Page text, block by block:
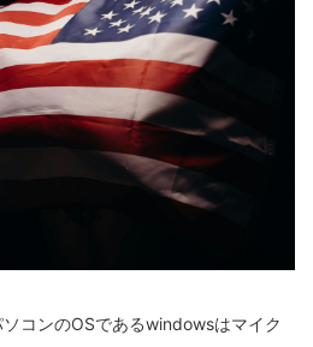
コンのOSであるwindowsはマイク